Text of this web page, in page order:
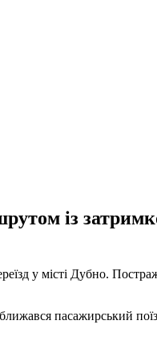
із
у місті Дубно.
пасажирський